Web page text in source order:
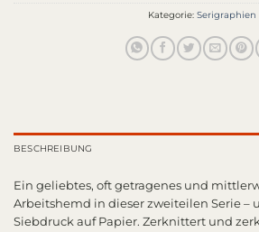
Kategorie: Serigraphien
BESCHREIBUNG
Ein geliebtes, oft getragenes und
Arbeitshemd in dieser zweiteilen Serie –
Siebdruck auf Papier. Zerknittert und